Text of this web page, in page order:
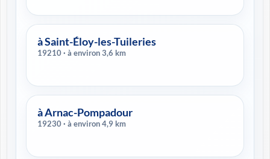
à Saint-Éloy-les-Tuileries
19210 · à environ 3,6 km
à Arnac-Pompadour
19230 · à environ 4,9 km